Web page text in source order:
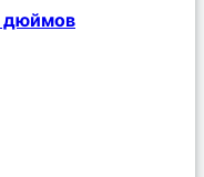
дюймов